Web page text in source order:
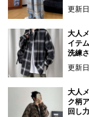
更新
大人
イテ
洗練
更新
大人
ク柄
回し